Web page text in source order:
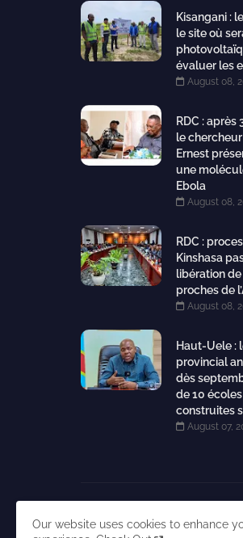
Kisangani :
le site où
évaluer les
August 08,
RDC : après
le
Ernest
une
Ebola
August 08,
RDC :
Kinshasa
libération
proches de
August 08,
Haut-Uele :
provincial
dès
de 10
construites
August 07,
Our website uses cookies to enhance